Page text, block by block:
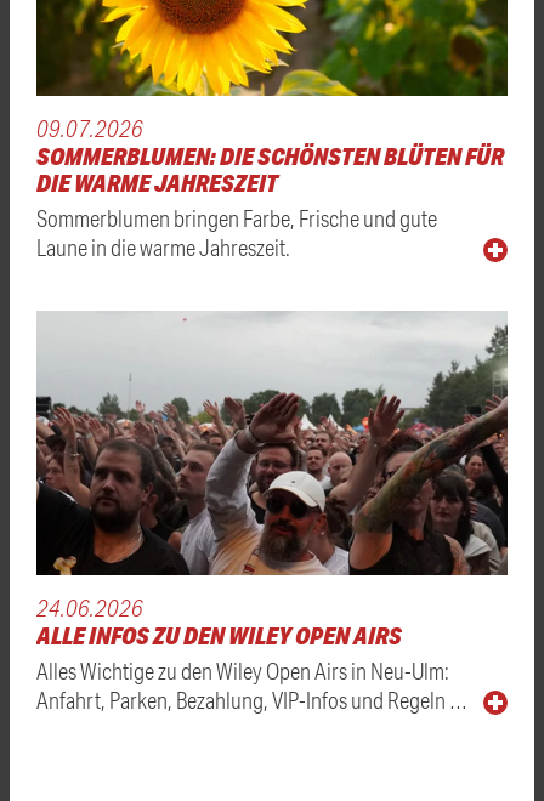
09.07.2026
SOMMERBLUMEN: DIE SCHÖNSTEN BLÜTEN FÜR
DIE WARME JAHRESZEIT
Sommerblumen bringen Farbe, Frische und gute
Laune in die warme Jahreszeit.
24.06.2026
ALLE INFOS ZU DEN WILEY OPEN AIRS
Alles Wichtige zu den Wiley Open Airs in Neu-Ulm:
Anfahrt, Parken, Bezahlung, VIP-Infos und Regeln …